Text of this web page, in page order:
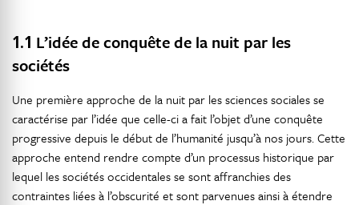
1.1 L’idée de conquête de la nuit par les
sociétés
Une première approche de la nuit par les sciences sociales se
caractérise par l’idée que celle-ci a fait l’objet d’une conquête
progressive depuis le début de l’humanité jusqu’à nos jours. Cette
approche entend rendre compte d’un processus historique par
lequel les sociétés occidentales se sont affranchies des
contraintes liées à l’obscurité et sont parvenues ainsi à étendre